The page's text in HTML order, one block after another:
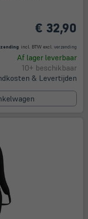
€ 32,90
incl. BTW excl. verzending
Af lager leverbaar
10+ beschikbaar
& Levertijden